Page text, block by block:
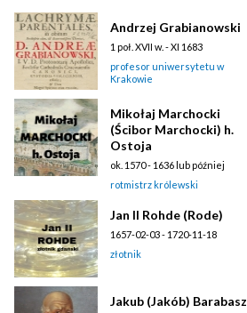
Andrzej Grabianowski
1 poł. XVII w. - XI 1683
profesor uniwersytetu w
Krakowie
Mikołaj Marchocki
(Ścibor Marchocki) h.
Ostoja
ok. 1570 - 1636 lub później
rotmistrz królewski
Jan II Rohde (Rode)
1657-02-03 - 1720-11-18
złotnik
Jakub (Jakób) Barabasz